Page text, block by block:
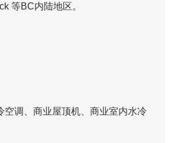
等BC内陆地区。
调、商业屋顶机、商业室内水冷